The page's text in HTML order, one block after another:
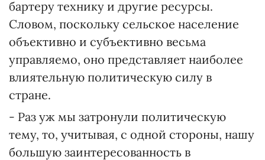
бартеру технику и другие ресурсы.
Словом, поскольку сельское население
объективно и субъективно весьма
управляемо, оно представляет наиболее
влиятельную политическую силу в
стране.
- Раз уж мы затронули политическую
тему, то, учитывая, с одной стороны, нашу
большую заинтересованность в